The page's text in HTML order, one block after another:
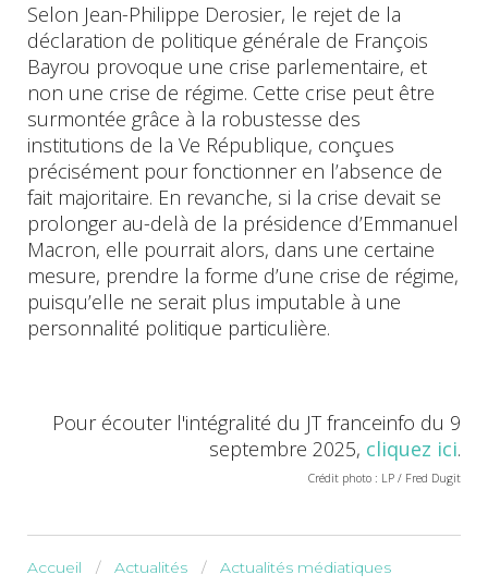
Selon Jean-Philippe Derosier, le rejet de la
déclaration de politique générale de François
Bayrou provoque une crise parlementaire, et
non une crise de régime. Cette crise peut être
surmontée grâce à la robustesse des
institutions de la Ve République, conçues
précisément pour fonctionner en l’absence de
fait majoritaire. En revanche, si la crise devait se
prolonger au-delà de la présidence d’Emmanuel
Macron, elle pourrait alors, dans une certaine
mesure, prendre la forme d’une crise de régime,
puisqu’elle ne serait plus imputable à une
personnalité politique particulière.
Pour écouter l'intégralité du JT franceinfo du 9
septembre 2025, cliquez ici.
Crédit photo : LP / Fred Dugit
Accueil Actualités
Actualités médiatiques